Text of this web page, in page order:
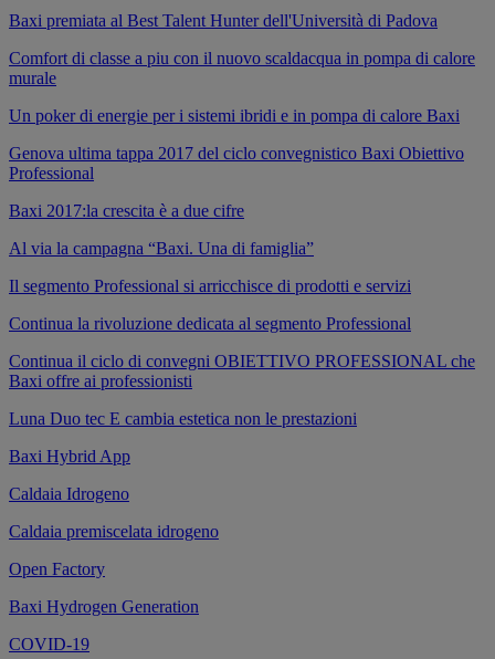
Baxi premiata al Best Talent Hunter dell'Università di Padova
Comfort di classe a piu con il nuovo scaldacqua in pompa di calore
murale
Un poker di energie per i sistemi ibridi e in pompa di calore Baxi
Genova ultima tappa 2017 del ciclo convegnistico Baxi Obiettivo
Professional
Baxi 2017:la crescita è a due cifre
Al via la campagna “Baxi. Una di famiglia”
Il segmento Professional si arricchisce di prodotti e servizi
Continua la rivoluzione dedicata al segmento Professional
Continua il ciclo di convegni OBIETTIVO PROFESSIONAL che
Baxi offre ai professionisti
Luna Duo tec E cambia estetica non le prestazioni
Baxi Hybrid App
Caldaia Idrogeno
Caldaia premiscelata idrogeno
Open Factory
Baxi Hydrogen Generation
COVID-19